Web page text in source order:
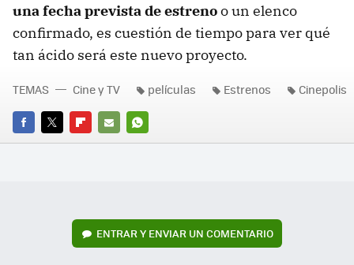
una fecha prevista de estrenoo un elenco
confirmado, es cuestión de tiempo para ver qué
tan ácido será este nuevo proyecto.
FACEBOOK
TWITTERFLIPBOARD
E-
WHATSAPP
TEMAS Cine y TV películas Estrenos Cinepolis
ENTRAR Y ENVIAR UN COMENTARIO